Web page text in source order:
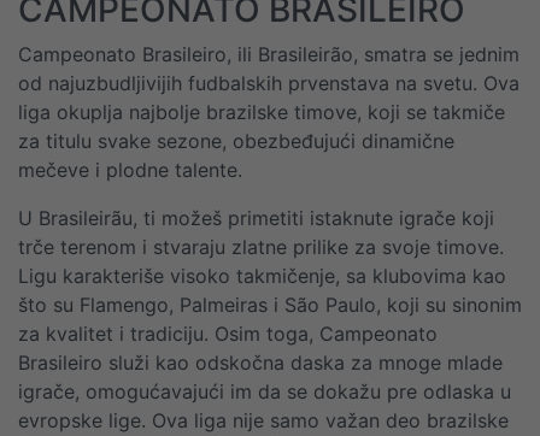
CAMPEONATO BRASILEIRO
Campeonato Brasileiro, ili Brasileirão, smatra se jednim
od najuzbudljivijih fudbalskih prvenstava na svetu. Ova
liga okuplja najbolje brazilske timove, koji se takmiče
za titulu svake sezone, obezbeđujući dinamične
mečeve i plodne talente.
U Brasileirãu, ti možeš primetiti istaknute igrače koji
trče terenom i stvaraju zlatne prilike za svoje timove.
Ligu karakteriše visoko takmičenje, sa klubovima kao
što su Flamengo, Palmeiras i São Paulo, koji su sinonim
za kvalitet i tradiciju. Osim toga, Campeonato
Brasileiro služi kao odskočna daska za mnoge mlade
igrače, omogućavajući im da se dokažu pre odlaska u
evropske lige. Ova liga nije samo važan deo brazilske